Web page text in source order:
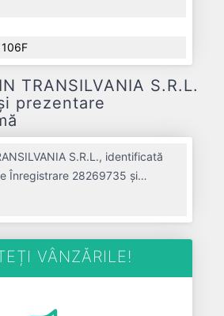
TRANSILVANIA S.R.L.
prezentare
S.R.L., identificată
Înregistrare 28269735 și
sportiv avand codul
poziționat în zona de Centru
pe piața de profil. LA
VÂNZĂRILE!